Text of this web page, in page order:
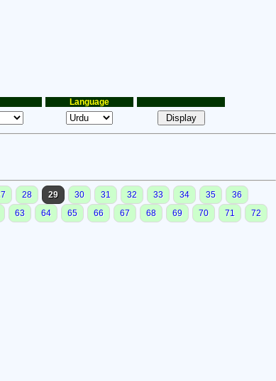
Language
28 29 30 31 32 33 34 35
36
63 64 65 66 67 68 69 70 71
72